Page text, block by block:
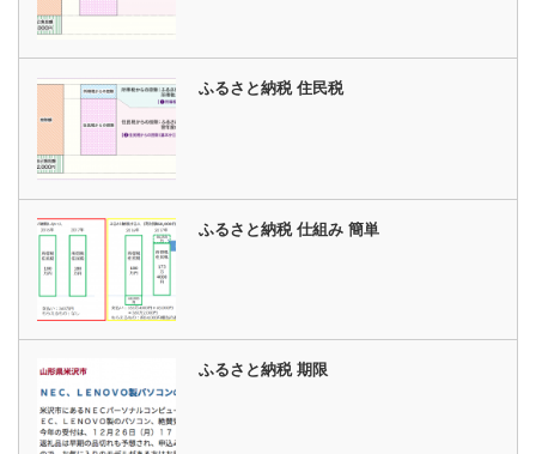
ふるさと納税 住民税
ふるさと納税 仕組み 簡単
ふるさと納税 期限